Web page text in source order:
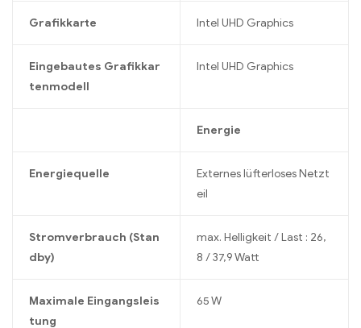
Grafikkarte Intel UHD Graphics
Eingebautes Grafikkar
tenmodell
Intel UHD Graphics
Energie
Energiequelle
Externes lüfterloses Netzt
eil
Stromverbrauch (Stan
dby)
max. Helligkeit / Last : 26,
8 / 37,9 Watt
Maximale Eingangsleis
tung
65 W